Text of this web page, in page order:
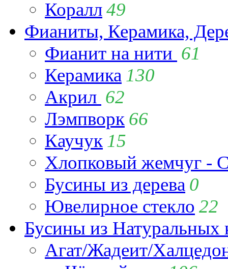
Коралл49
Фианиты, Керамика,
Фианит на нити 61
Керамика 130
Акрил 62
Лэмпворк 66
Каучук 15
Хлопковый жемчуг -
Бусины из дерева 0
Ювелирное стекло 22
Бусины из Натуральных
Агат/Жадеит/